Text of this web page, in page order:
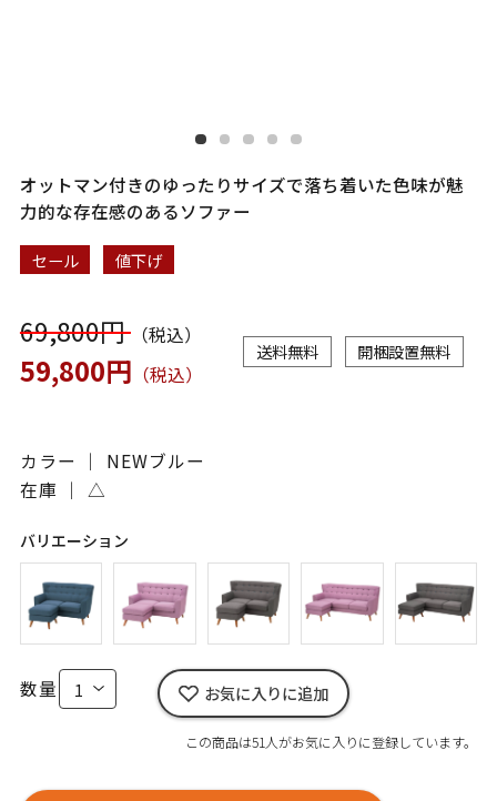
オットマン付きのゆったりサイズで落ち着いた色味が魅
力的な存在感のあるソファー
セール 値下げ
69,800円（税込）
59,800円 （税込）
送料無料 開梱設置無料
カラー ｜ NEWブルー
在庫 ｜ △
バリエーション
数量 お気に入りに追加
この商品は51人がお気に入りに登録しています。